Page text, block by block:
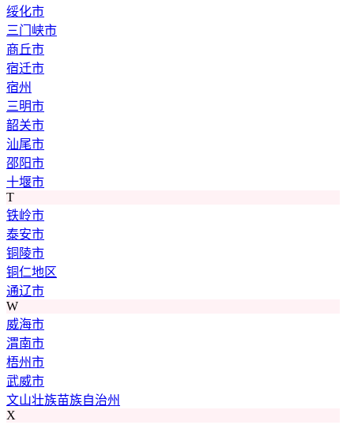
绥化市
三门峡市
商丘市
宿迁市
宿州
三明市
韶关市
汕尾市
邵阳市
十堰市
T
铁岭市
泰安市
铜陵市
铜仁地区
通辽市
W
威海市
渭南市
梧州市
武威市
文山壮族苗族自治州
X